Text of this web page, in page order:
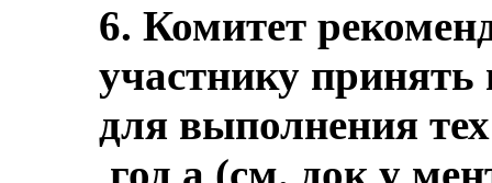
6. Комитет
участнику
для выполнения
год а (см. док у